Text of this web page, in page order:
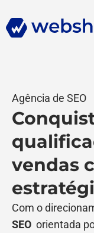
Agência de SEO
vendas
Com o
SEO orientada